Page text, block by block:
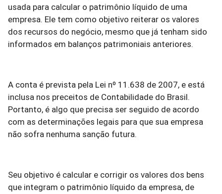
usada para calcular o patrimônio líquido de uma
empresa. Ele tem como objetivo reiterar os valores
dos recursos do negócio, mesmo que já tenham sido
informados em balanços patrimoniais anteriores.
A conta é prevista pela Lei nº 11.638 de 2007, e está
inclusa nos preceitos de Contabilidade do Brasil.
Portanto, é algo que precisa ser seguido de acordo
com as determinações legais para que sua empresa
não sofra nenhuma sanção futura.
Seu objetivo é calcular e corrigir os valores dos bens
que integram o patrimônio líquido da empresa, de